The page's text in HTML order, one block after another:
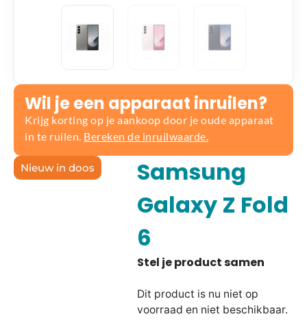
Wil je een apparaat inruilen?
Krijg korting op je aankoop door je oude apparaat
in te ruilen. Bereken de inruilwaarde.
Nieuw in doos
Samsung
Galaxy Z Fold
6
Dit product is nu niet op
voorraad en niet beschikbaar.